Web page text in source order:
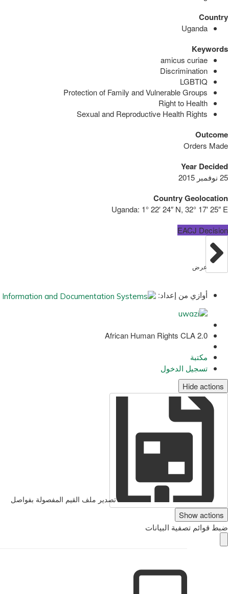
Country
Uganda
Keywords
amicus curiae
Discrimination
LGBTIQ
Protection of Family and Vulnerable Groups
Right to Health
Sexual and Reproductive Health Rights
Outcome
Orders Made
Year Decided
25 نوفمبر 2015
Country Geolocation
Uganda: 1° 22′ 24″ N, 32° 17′ 25″ E
EACJ Decision
عرض
أوازي من إعداد:
African Human Rights CLA 2.0
مكتبة
تسجيل الدخول
Hide actions
تصدير ملف القيم المفصولة بفواصل
Show actions
ضبط قوائم تصفية البيانات